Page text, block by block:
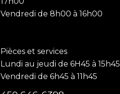
Vendredi de 8h00 à 16h00
Pièces et services
Lundi au jeudi de 6H45 à 15h45
Vendredi de 6h45 à 11h45